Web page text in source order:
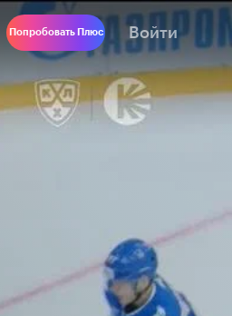
Попробовать Плюс Войти